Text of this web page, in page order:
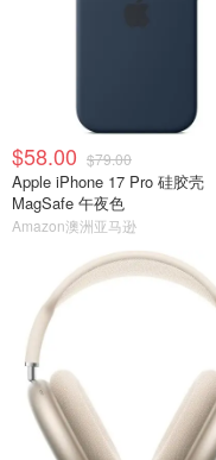
$58.00 $79.00
Apple iPhone 17 Pro 硅胶壳
MagSafe 午夜色
Amazon澳洲亚马逊